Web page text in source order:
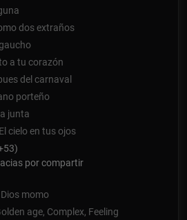
dos extraños
a tu corazón
del carnaval
porteño
junta
El cielo en tus ojos
por compartir
Dios momo
age, Complex, Feeling